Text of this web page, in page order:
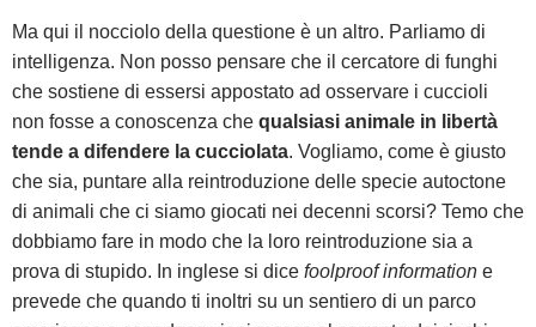
Ma qui il nocciolo della questione è un altro. Parliamo di
intelligenza. Non posso pensare che il cercatore di funghi
che sostiene di essersi appostato ad osservare i cuccioli
non fosse a conoscenza che qualsiasi animale in libertà
tende a difendere la cucciolata. Vogliamo, come è giusto
che sia, puntare alla reintroduzione delle specie autoctone
di animali che ci siamo giocati nei decenni scorsi? Temo che
dobbiamo fare in modo che la loro reintroduzione sia a
prova di stupido. In inglese si dice foolproof information e
prevede che quando ti inoltri su un sentiero di un parco